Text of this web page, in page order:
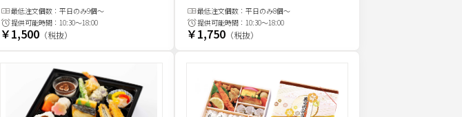
最低注文個数：平日のみ9個～
提供可能時間：10:30～18:00
￥1,500 （税抜）
最低注文個数： 平日のみ8個～
提供可能時間： 10:30～18:00
￥1,750（税抜）